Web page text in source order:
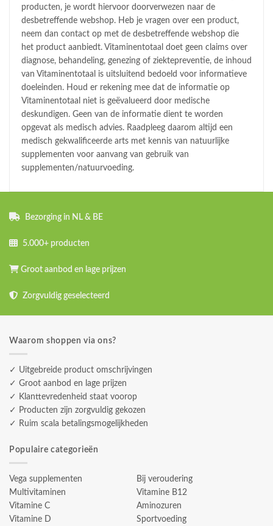
producten, je wordt hiervoor doorverwezen naar de
desbetreffende webshop. Heb je vragen over een product,
neem dan contact op met de desbetreffende webshop die
het product aanbiedt. Vitaminentotaal doet geen claims over
diagnose, behandeling, genezing of ziektepreventie, de inhoud
van Vitaminentotaal is uitsluitend bedoeld voor informatieve
doeleinden. Houd er rekening mee dat de informatie op
Vitaminentotaal niet is geëvalueerd door medische
deskundigen. Geen van de informatie dient te worden
opgevat als medisch advies. Raadpleeg daarom altijd een
medisch gekwalificeerde arts met kennis van natuurlijke
supplementen voor aanvang van gebruik van
supplementen/natuurvoeding.
Bezorging in NL & BE
5.000+ producten
Groot aanbod en lage prijzen
Zorgvuldig geselecteerd
Waarom shoppen via ons?
✓ Uitgebreide product omschrijvingen
✓ Groot aanbod en lage prijzen
✓ Klanttevredenheid staat voorop
✓ Producten zijn zorgvuldig gekozen
✓ Ruim scala betalingsmogelijkheden
Populaire categorieën
Vega supplementen
Multivitaminen
Vitamine C
Vitamine D
Bij veroudering
Vitamine B12
Aminozuren
Sportvoeding